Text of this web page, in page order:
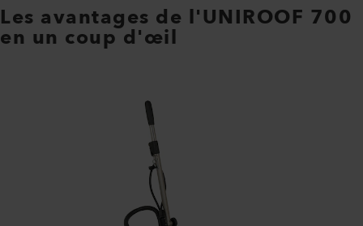
Les avantages de l'UNIROOF 700
en un coup d'œil